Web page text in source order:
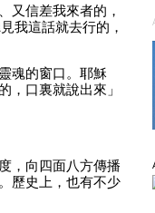
又信差我來者的，
我這話就去行的，
魂的窗口。耶穌
口裏就說出來」
，向四面八方傳播
歷史上，也有不少